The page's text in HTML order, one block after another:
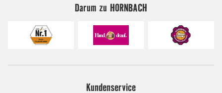
Darum zu HORNBACH
Kundenservice